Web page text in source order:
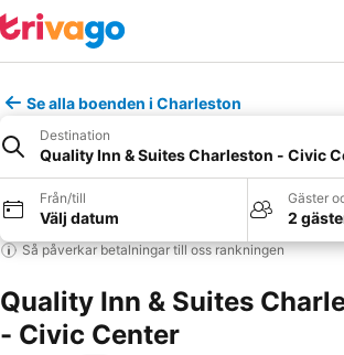
Se alla boenden i Charleston
Destination
Quality Inn & Suites Charleston - Civic
Från/till
Välj datum
Gäster
2
Så påverkar betalningar till oss rankningen
Quality Inn & Suites
- Civic Center